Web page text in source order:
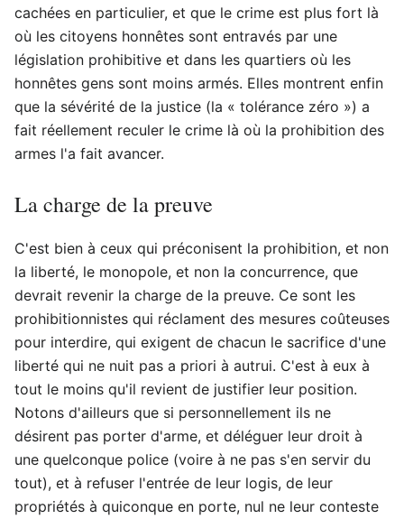
cachées en particulier, et que le crime est plus fort là
où les citoyens honnêtes sont entravés par une
législation prohibitive et dans les quartiers où les
honnêtes gens sont moins armés. Elles montrent enfin
que la sévérité de la justice (la « tolérance zéro ») a
fait réellement reculer le crime là où la prohibition des
armes l'a fait avancer.
La charge de la preuve
C'est bien à ceux qui préconisent la prohibition, et non
la liberté, le monopole, et non la concurrence, que
devrait revenir la charge de la preuve. Ce sont les
prohibitionnistes qui réclament des mesures coûteuses
pour interdire, qui exigent de chacun le sacrifice d'une
liberté qui ne nuit pas a priori à autrui. C'est à eux à
tout le moins qu'il revient de justifier leur position.
Notons d'ailleurs que si personnellement ils ne
désirent pas porter d'arme, et déléguer leur droit à
une quelconque police (voire à ne pas s'en servir du
tout), et à refuser l'entrée de leur logis, de leur
propriétés à quiconque en porte, nul ne leur conteste